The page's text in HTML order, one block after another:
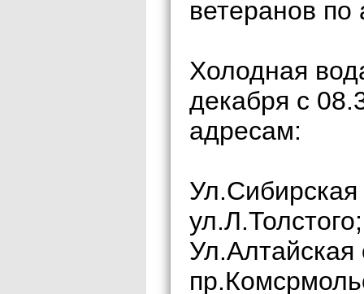
ветеранов
Холодная
декабря с
адресам:
Ул.Сибирская
ул.Л.Толстого;